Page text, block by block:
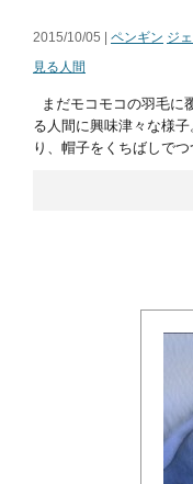
2015/10/05 | ペンギン ジ
見る人間
まだモコモコの羽毛に
る人間に興味津々な様
り、帽子をくちばしでつ